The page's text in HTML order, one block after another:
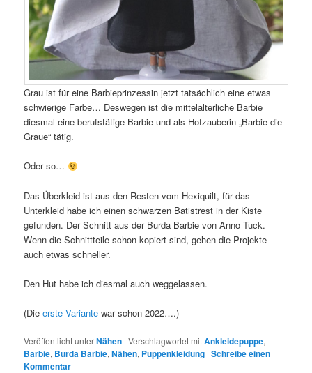
Grau ist für eine Barbieprinzessin jetzt tatsächlich eine etwas
schwierige Farbe… Deswegen ist die mittelalterliche Barbie
diesmal eine berufstätige Barbie und als Hofzauberin „Barbie die
Graue“ tätig.
Oder so…
Das Überkleid ist aus den Resten vom Hexiquilt, für das
Unterkleid habe ich einen schwarzen Batistrest in der Kiste
gefunden. Der Schnitt aus der Burda Barbie von Anno Tuck.
Wenn die Schnittteile schon kopiert sind, gehen die Projekte
auch etwas schneller.
Den Hut habe ich diesmal auch weggelassen.
(Dieerste Variante war schon 2022….)
Veröffentlicht unterNähen |Verschlagwortet mitAnkleidepuppe,
Barbie, Burda Barbie,Nähen, Puppenkleidung |Schreibe einen
Kommentar